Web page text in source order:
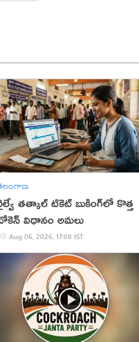
తత్కాల్ టికెట్ బుకింగ్‌లో కొత్త
విధానం అమలు
Aug 06, 2026, 17:08 IST